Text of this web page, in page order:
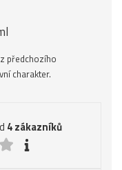
předchozího
charakter.
4zákazníků